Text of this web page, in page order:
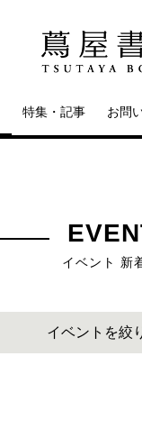
特集・記事 お問
イベント 新
イベントを絞